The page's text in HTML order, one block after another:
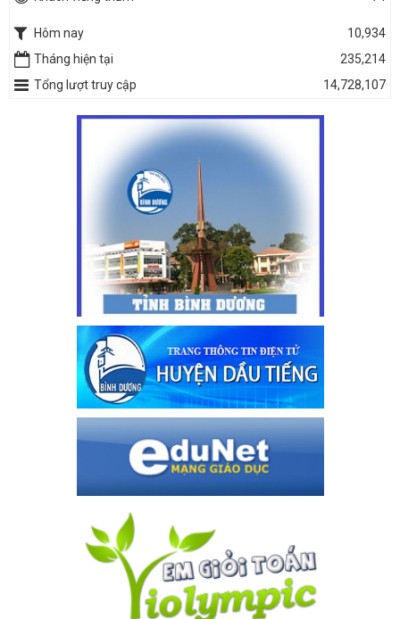
Hôm nay
10,934
Tháng hiện tại
235,214
Tổng lượt truy cập
14,728,107